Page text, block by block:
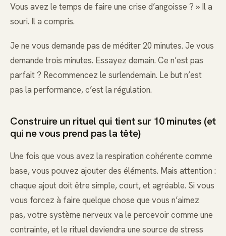
Vous avez le temps de faire une crise d’angoisse ? » Il a
souri. Il a compris.
Je ne vous demande pas de méditer 20 minutes. Je vous
demande trois minutes. Essayez demain. Ce n’est pas
parfait ? Recommencez le surlendemain. Le but n’est
pas la performance, c’est la régulation.
Construire un rituel qui tient sur 10 minutes (et
qui ne vous prend pas la tête)
Une fois que vous avez la respiration cohérente comme
base, vous pouvez ajouter des éléments. Mais attention :
chaque ajout doit être simple, court, et agréable. Si vous
vous forcez à faire quelque chose que vous n’aimez
pas, votre système nerveux va le percevoir comme une
contrainte, et le rituel deviendra une source de stress